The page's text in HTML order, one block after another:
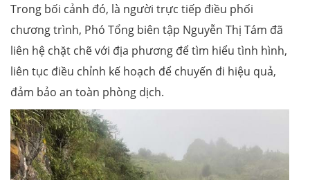
Trong bối cảnh đó, là người trực tiếp điều phối
chương trình, Phó Tổng biên tập Nguyễn Thị Tám đã
liên hệ chặt chẽ với địa phương để tìm hiểu tình hình,
liên tục điều chỉnh kế hoạch để chuyến đi hiệu quả,
đảm bảo an toàn phòng dịch.